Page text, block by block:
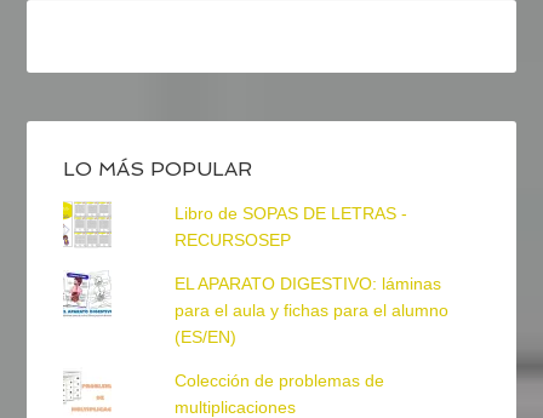
LO MÁS POPULAR
Libro de SOPAS DE LETRAS -
RECURSOSEP
EL APARATO DIGESTIVO: láminas
para el aula y fichas para el alumno
(ES/EN)
Colección de problemas de
multiplicaciones